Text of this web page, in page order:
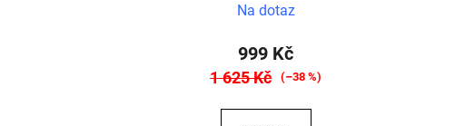
Na dotaz
999 Kč
1 625 Kč (–38 %)